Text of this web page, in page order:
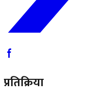
प्रतिक्रिया